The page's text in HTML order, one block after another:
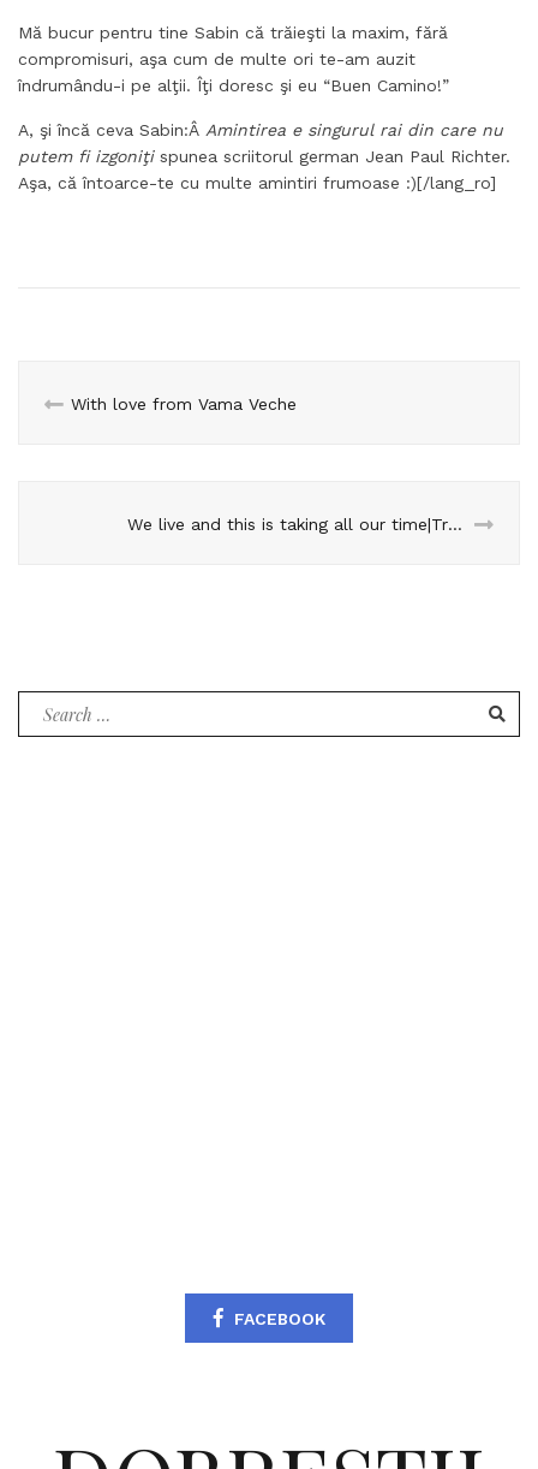
Mă bucur pentru tine Sabin că trăieşti la maxim, fără
compromisuri, aşa cum de multe ori te-am auzit
îndrumându-i pe alţii. Îţi doresc şi eu “Buen Camino!”
A, şi încă ceva Sabin:Â Amintirea e singurul rai din care nu
putem fi izgoniţispunea scriitorul german Jean Paul Richter.
Aşa, că întoarce-te cu multe amintiri frumoase :)[/lang_ro]
With love from Vama Veche
We live and this is taking all our time|Trăim şi asta ne ocupă tot timpul
Search
FACEBOOK